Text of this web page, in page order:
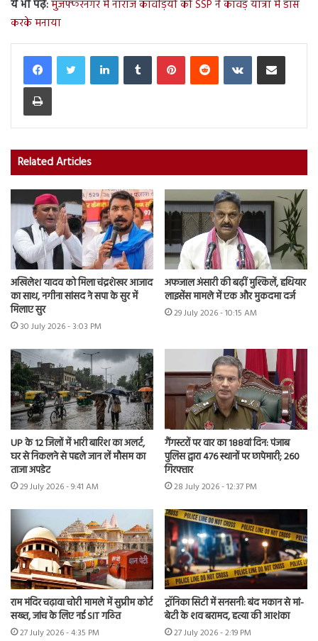
ये भी पढ़े:मुजफ्फरनगर में नाराज कांवड़ियों को SSP ने कावड़ यात्रा में डांस
करके मनाया
LinkedInTumblr PinterestReddit VKontakteShare via Email
Print
Related Articles
अखिलेश यादव को मिला चंद्रशेखर आजाद
का साथ, नगीना सांसद ने सपा के सुर में
मिलाए सुर
30 July 2026 - 3:03 PM
अफजाल अंसारी की बढ़ीं मुश्किलें, हथियार
लाइसेंस मामले में एक और मुकदमा दर्ज
29 July 2026 - 10:15 AM
UP के 12 जिलों में भारी बारिश का अलर्ट,
घर से निकलने से पहले जान लें मौसम का
ताजा अपडेट
29 July 2026 - 9:41 AM
गैंगस्टरों पर वार का 188वां दिन: पंजाब
पुलिस द्वारा 476 स्थानों पर छापेमारी; 260
गिरफ्तार
28 July 2026 - 12:37 PM
राम मंदिर चढ़ावा चोरी मामले में सुप्रीम कोर्ट
सख्त, जांच के लिए नई SIT गठित
27 July 2026 - 4:35 PM
ट्रॉनिका सिटी में सनसनी: बंद मकान से मां-
बेटी के शव बरामद, हत्या की आशंका
27 July 2026 - 2:19 PM